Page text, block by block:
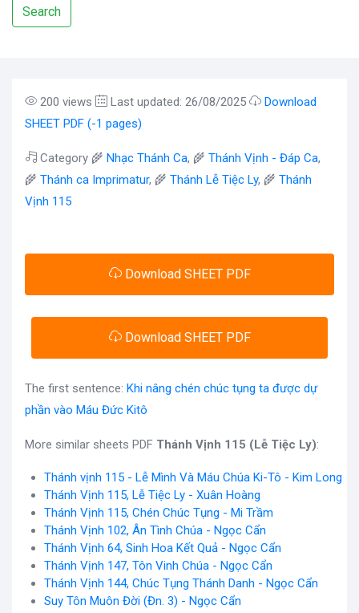
Search
200 views Last updated: 26/08/2025
Download
SHEET PDF (-1 pages)
Category 🌾 Nhạc Thánh Ca, 🌾 Thánh Vịnh - Đáp Ca,
🌾 Thánh ca Imprimatur, 🌾 Thánh Lễ Tiệc Ly, 🌾 Thánh
Vịnh 115
Download SHEET PDF
Download SHEET PDF
The first sentence: Khi nâng chén chúc tụng ta được dự
phần vào Máu Đức Kitô
More similar sheets PDF Thánh Vịnh 115 (Lễ Tiệc Ly):
Thánh vịnh 115 - Lễ Mình Và Máu Chúa Ki-Tô - Kim Long
Thánh Vịnh 115, Lễ Tiệc Ly - Xuân Hoàng
Thánh Vịnh 115, Chén Chúc Tụng - Mi Trầm
Thánh Vịnh 102, Ân Tình Chúa - Ngọc Cẩn
Thánh Vịnh 64, Sinh Hoa Kết Quả - Ngọc Cẩn
Thánh Vịnh 147, Tôn Vinh Chúa - Ngọc Cẩn
Thánh Vịnh 144, Chúc Tụng Thánh Danh - Ngọc Cẩn
Suy Tôn Muôn Đời (Đn. 3) - Ngọc Cẩn